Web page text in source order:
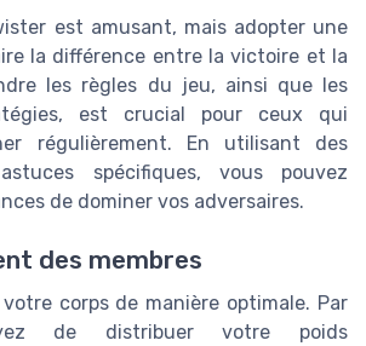
est amusant, mais adopter une
la différence entre la victoire et la
les règles du jeu, ainsi que les
est crucial pour ceux qui
régulièrement. En utilisant des
spécifiques, vous pouvez
de dominer vos adversaires.
des membres
corps de manière optimale. Par
de distribuer votre poids